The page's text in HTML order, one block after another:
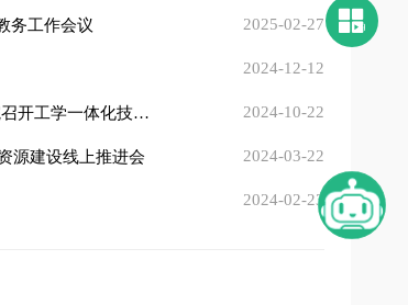
务工作会议 2025-02-27
2024-12-12
积极开展工学一体化技能人才培养模式 推进技能人才培养工作创新发展——学院召开工学一体化技能人才培养模式推进会 2024-10-22
源建设线上推进会 2024-03-22
2024-02-23
